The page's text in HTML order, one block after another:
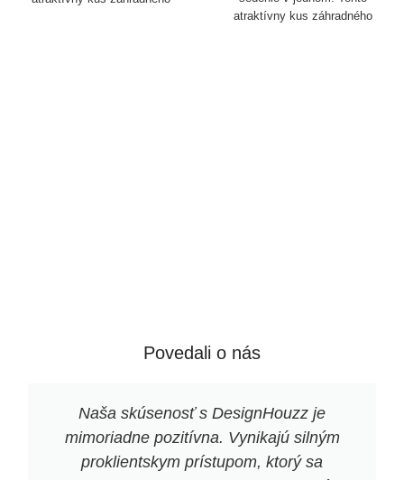
atraktívny kus záhradného
Povedali o nás
Naša skúsenosť s DesignHouzz je
mimoriadne pozitívna. Vynikajú silným
proklientskym prístupom, ktorý sa